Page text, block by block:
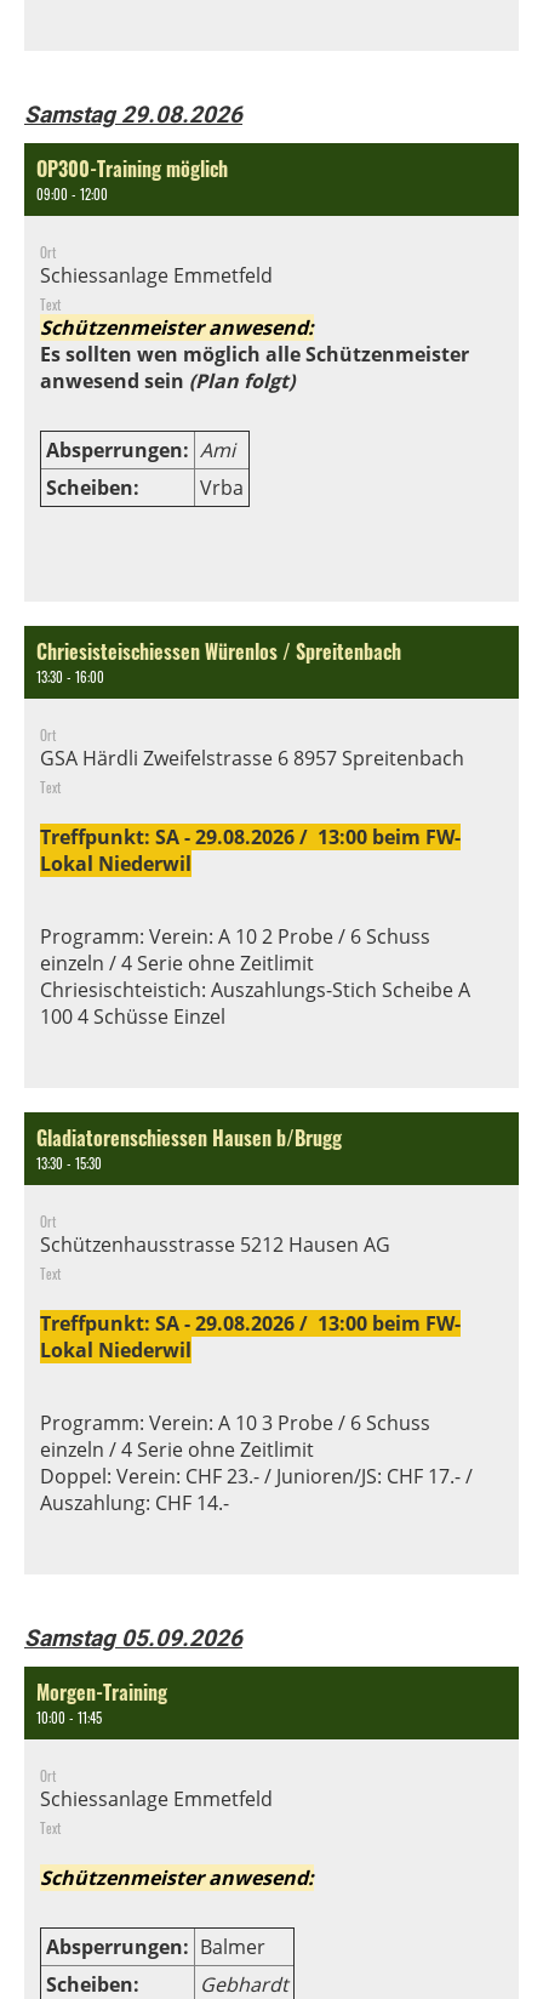
Samstag 29.08.2026
OP300-Training möglich
09:00 - 12:00
Ort
Schiessanlage Emmetfeld
Text
Schützenmeister anwesend:
Es sollten wen möglich alle Schützenmeister
anwesend sein (Plan folgt)
Absperrungen: Ami
Scheiben:
Vrba
Chriesisteischiessen Würenlos / Spreitenbach
13:30 - 16:00
Ort
GSA Härdli Zweifelstrasse 6 8957 Spreitenbach
Text
Treffpunkt: SA - 29.08.2026 / 13:00 beim FW-
Lokal Niederwil
Programm: Verein: A 10 2 Probe / 6 Schuss
einzeln / 4 Serie ohne Zeitlimit
Chriesischteistich: Auszahlungs-Stich Scheibe A
100 4 Schüsse Einzel
Gladiatorenschiessen Hausen b/Brugg
13:30 - 15:30
Ort
Schützenhausstrasse 5212 Hausen AG
Text
Treffpunkt: SA - 29.08.2026 / 13:00 beim FW-
Lokal Niederwil
Programm: Verein: A 10 3 Probe / 6 Schuss
einzeln / 4 Serie ohne Zeitlimit
Doppel: Verein: CHF 23.- / Junioren/JS: CHF 17.- /
Auszahlung: CHF 14.-
Samstag 05.09.2026
Morgen-Training
10:00 - 11:45
Ort
Schiessanlage Emmetfeld
Text
Schützenmeister anwesend:
Absperrungen: Balmer
Scheiben:
Gebhardt